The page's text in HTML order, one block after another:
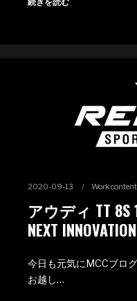
2020-09-13 Work content
アウディ TT
NEXT
今日も元気にMCCブロ
お越し…